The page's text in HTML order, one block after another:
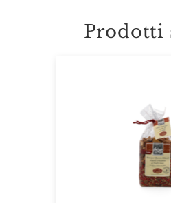
Prodotti